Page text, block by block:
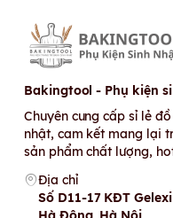
Bakingtool - Phụ kiện
Chuyên cung cấp sỉ lẻ
nhật, cam kết mang lại
sản phẩm chất lượng,
Địa chỉ
Số D11-17 KĐT